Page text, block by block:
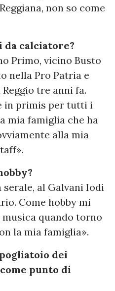
non so come
calciatore?
Primo, vicino Busto
nella Pro Patria e
tre anni fa.
in primis per tutti i
mia famiglia che ha
alla mia
al Galvani Iodi
Come hobby mi
quando torno
la mia famiglia».
dei
punto di